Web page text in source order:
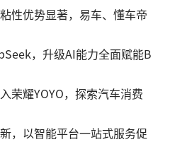
性优势显著，易车、懂车帝
，升级AI能力全面赋能B
荣耀YOYO，探索汽车消费
，以智能平台一站式服务促